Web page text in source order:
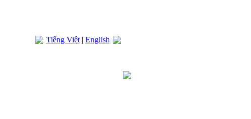
Tiếng Việt| English